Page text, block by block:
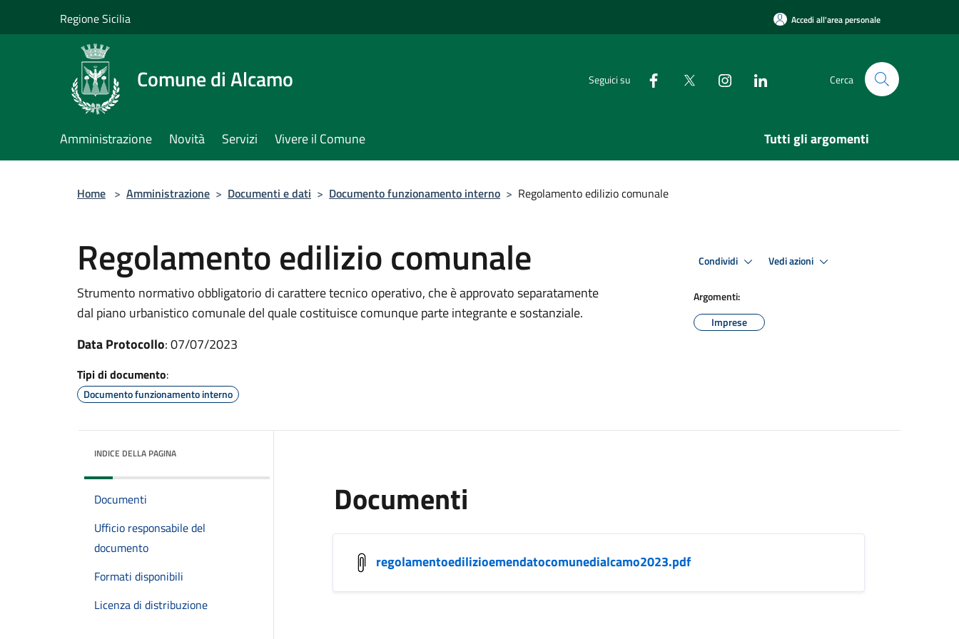
Regione Sicilia Accedi all'area personale
Comune di Alcamo Seguici su Cerca
Amministrazione Novità Servizi Vivere il Comune Tutti gli argomenti
Home > Amministrazione > Documenti e dati > Documento funzionamento interno > Regolamento edilizio comunale
Regolamento edilizio comunale
Strumento normativo obbligatorio di carattere tecnico operativo, che è approvato separatamente
dal piano urbanistico comunale del quale costituisce comunque parte integrante e sostanziale.
Data Protocollo: 07/07/2023
Tipi di documento:
Documento funzionamento interno
Condividi Vedi azioni
Argomenti:
Imprese
INDICE DELLA PAGINA
Documenti
Ufficio responsabile del
documento
Formati disponibili
Licenza di distribuzione
Documenti
regolamentoedilizioemendatocomunedialcamo2023.pdf